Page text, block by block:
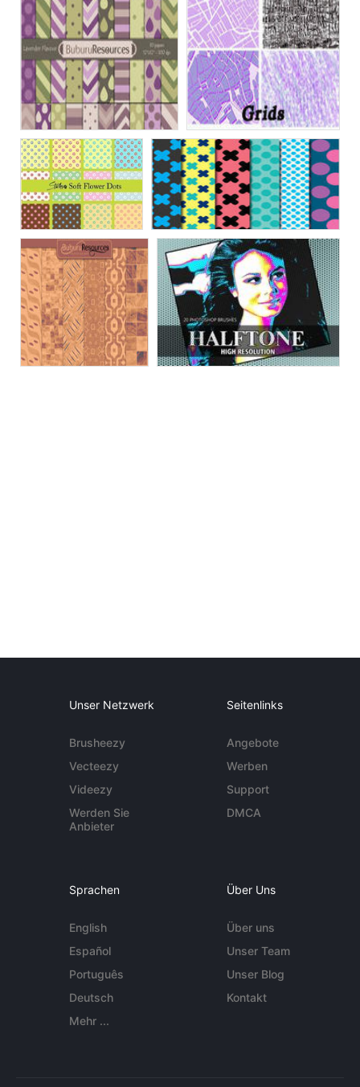
Unser Netzwerk
Brusheezy
Vecteezy
Videezy
Werden Sie
Anbieter
Seitenlinks
Angebote
Werben
Support
DMCA
Sprachen
English
Español
Português
Deutsch
Mehr ...
Über Uns
Über uns
Unser Team
Unser Blog
Kontakt